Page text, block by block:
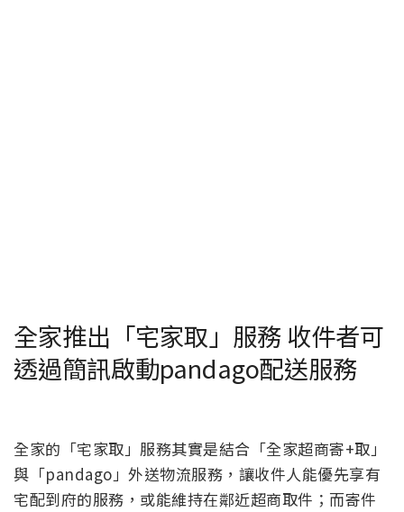
全家推出「宅家取」服務 收件者可
透過簡訊啟動pandago配送服務
全家的「宅家取」服務其實是結合「全家超商寄+取」
與「pandago」外送物流服務，讓收件人能優先享有
宅配到府的服務，或能維持在鄰近超商取件；而寄件